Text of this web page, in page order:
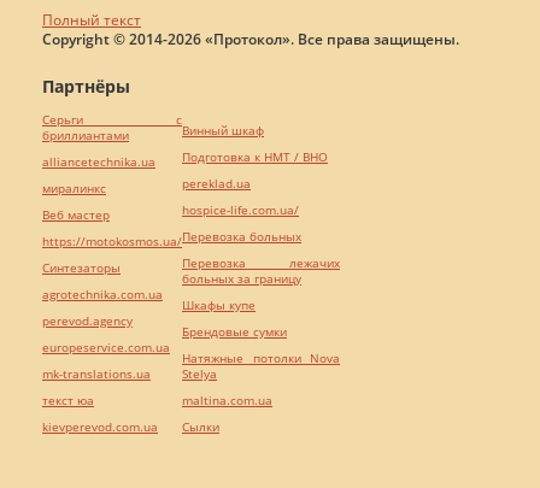
Полный текст
Copyright © 2014-2026 «Протокол». Все права защищены.
Партнёры
Серьги с
бриллиантами
alliancetechnika.ua
миралинкс
Веб мастер
https://motokosmos.ua/
Синтезаторы
agrotechnika.com.ua
perevod.agency
europeservice.com.ua
mk-translations.ua
текст юа
kievperevod.com.ua
Винный шкаф
Подготовка к НМТ / ВНО
pereklad.ua
hospice-life.com.ua/
Перевозка больных
Перевозка лежачих
больных за границу
Шкафы купе
Брендовые сумки
Натяжные потолки Nova
Stelya
maltina.com.ua
Cылки